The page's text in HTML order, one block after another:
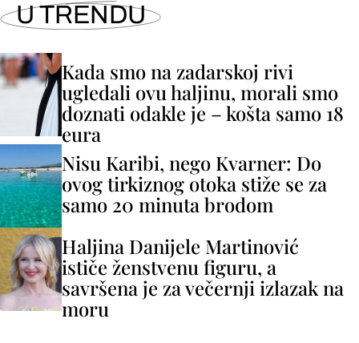
U TRENDU
Kada smo na zadarskoj rivi
ugledali ovu haljinu, morali smo
doznati odakle je – košta samo 18
eura
Nisu Karibi, nego Kvarner: Do
ovog tirkiznog otoka stiže se za
samo 20 minuta brodom
Haljina Danijele Martinović
ističe ženstvenu figuru, a
savršena je za večernji izlazak na
moru